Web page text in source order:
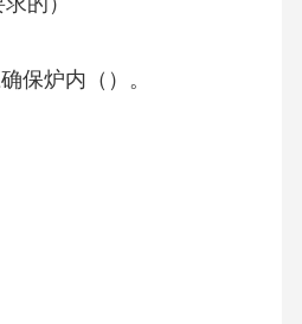
保炉内（）。